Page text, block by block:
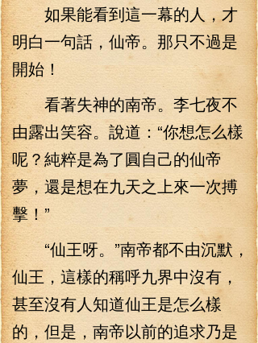
如果能看到這一幕的人，才
明白一句話，仙帝。那只不過是
開始！
看著失神的南帝。李七夜不
由露出笑容。說道：“你想怎么樣
呢？純粹是為了圓自己的仙帝
夢，還是想在九天之上來一次搏
擊！”
“仙王呀。”南帝都不由沉默，
仙王，這樣的稱呼九界中沒有，
甚至沒有人知道仙王是怎么樣
的，但是，南帝以前的追求乃是